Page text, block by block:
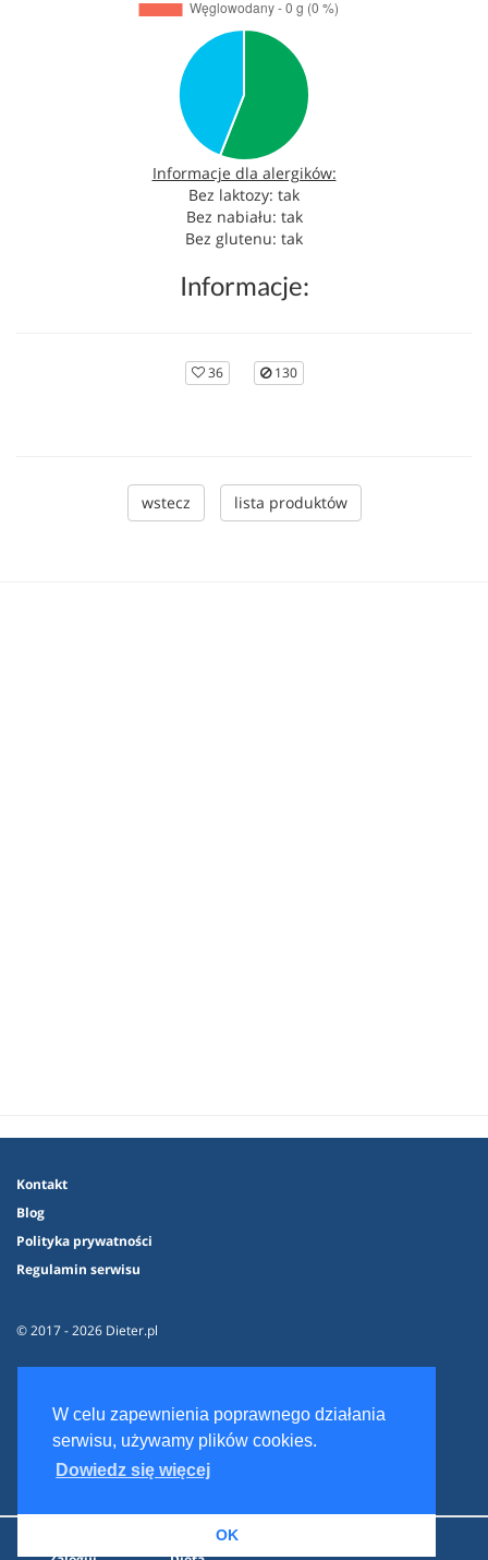
W celu zapewnienia poprawnego działania
serwisu, używamy plików cookies.
Dowiedz się więcej
OK
Informacje dla alergików:
Bez laktozy: tak
Bez nabiału: tak
Bez glutenu: tak
Informacje:
36 130
wstecz lista produktów
Kontakt
Blog
Polityka prywatności
Regulamin serwisu
© 2017 - 2026 Dieter.pl